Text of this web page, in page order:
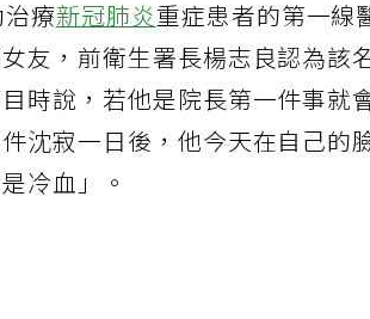
治療新冠肺炎重症患者的第一線
友，前衛生署長楊志良認為該
時說，若他是院長第一件事就
沈寂一日後，他今天在自己的
冷血」。